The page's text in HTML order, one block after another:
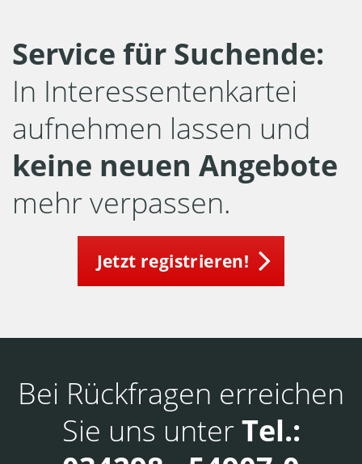
Service für Suchende:
In Interessentenkartei
aufnehmen lassen und
keine neuen Angebote
mehr verpassen.
Jetzt registrieren!
Bei Rückfragen erreichen
Sie uns unterTel.: